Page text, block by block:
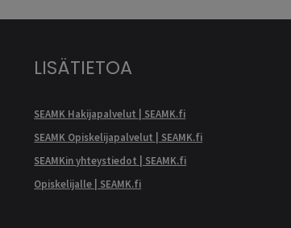
LISÄTIETOA
SEAMK Hakijapalvelut | SEAMK.fi
SEAMK Opiskelijapalvelut | SEAMK.fi
SEAMKin yhteystiedot | SEAMK.fi
Opiskelijalle | SEAMK.fi